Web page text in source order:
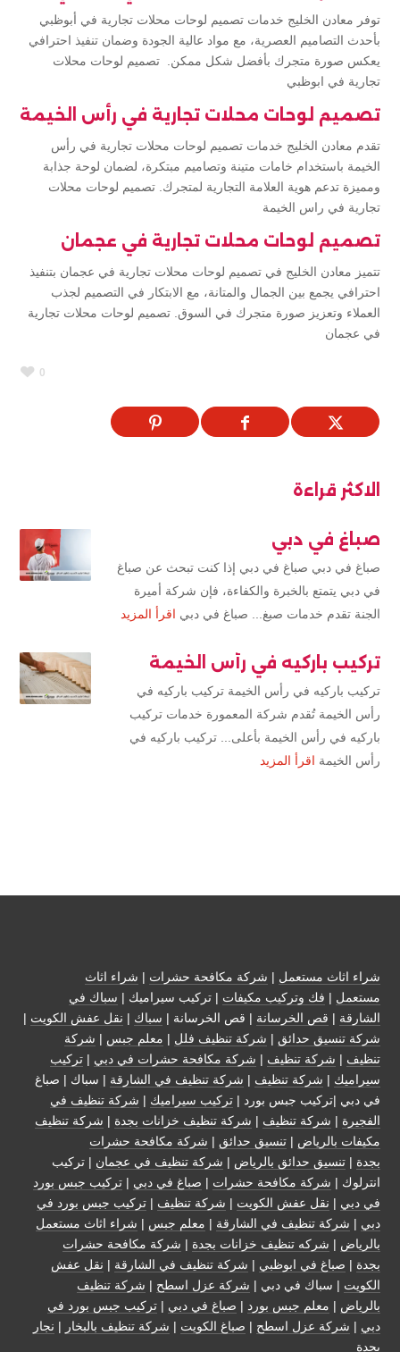
توفر معادن الخليج خدمات تصميم لوحات محلات تجارية في أبوظبي
بأحدث التصاميم العصرية، مع مواد عالية الجودة وضمان تنفيذ احترافي
يعكس صورة متجرك بأفضل شكل ممكن. تصميم لوحات محلات
تجارية في ابوظبي
تصميم لوحات محلات تجارية في رأس الخيمة
تقدم معادن الخليج خدمات تصميم لوحات محلات تجارية في رأس
الخيمة باستخدام خامات متينة وتصاميم مبتكرة، لضمان لوحة جذابة
ومميزة تدعم هوية العلامة التجارية لمتجرك. تصميم لوحات محلات
تجارية في راس الخيمة
تصميم لوحات محلات تجارية في عجمان
تتميز معادن الخليج في تصميم لوحات محلات تجارية في عجمان بتنفيذ
احترافي يجمع بين الجمال والمتانة، مع الابتكار في التصميم لجذب
العملاء وتعزيز صورة متجرك في السوق. تصميم لوحات محلات تجارية
في عجمان
0
الاكثر قراءة
صباغ في دبي
صباغ في دبي صباغ في دبي إذا كنت تبحث عن صباغ
في دبي يتمتع بالخبرة والكفاءة، فإن شركة أميرة
الجنة تقدم خدمات صبغ... صباغ في دبي اقرأ المزيد
تركيب باركيه في رأس الخيمة
تركيب باركيه في رأس الخيمة تركيب باركيه في
رأس الخيمة تُقدم شركة المعمورة خدمات تركيب
باركيه في رأس الخيمة بأعلى... تركيب باركيه في
رأس الخيمة اقرأ المزيد
شراء اثاث مستعمل | شركة مكافحة حشرات | شراء اثاث
مستعمل | فك وتركيب مكيفات | تركيب سيراميك | سباك في
الشارقة | قص الخرسانة | قص الخرسانة | سباك | نقل عفش الكويت |
شركة تنسيق حدائق | شركة تنظيف فلل | معلم جبس | شركة
تنظيف | شركة تنظيف | شركة مكافحة حشرات في دبي | تركيب
سيراميك | شركة تنظيف | شركة تنظيف في الشارقة | سباك | صباغ
في دبي |تركيب جبس بورد | تركيب سيراميك | شركة تنظيف في
الفجيرة | شركة تنظيف | شركة تنظيف خزانات بجدة | شركة تنظيف
مكيفات بالرياض | تنسيق حدائق | شركة مكافحة حشرات
بجدة | تنسيق حدائق بالرياض | شركة تنظيف في عجمان | تركيب
انترلوك | شركة مكافحة حشرات | صباغ في دبي | تركيب جبس بورد
في دبي | نقل عفش الكويت | شركة تنظيف | تركيب جبس بورد في
دبي | شركة تنظيف في الشارقة | معلم جبس | شراء اثاث مستعمل
بالرياض | شركه تنظيف خزانات بجدة | شركة مكافحة حشرات
بجدة | صباغ في ابوظبي | شركة تنظيف في الشارقة | نقل عفش
الكويت | سباك في دبي | شركة عزل اسطح | شركة تنظيف
بالرياض | معلم جبس بورد | صباغ في دبي | تركيب جبس بورد في
دبي | شركة عزل اسطح | صباغ الكويت | شركة تنظيف بالبخار | نجار
بجدة